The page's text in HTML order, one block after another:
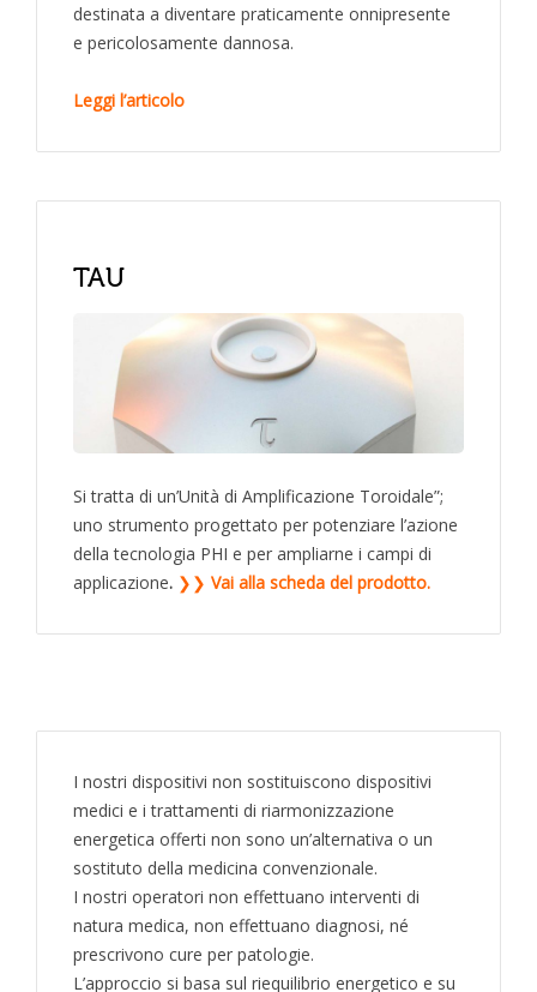
destinata a diventare praticamente onnipresente
e pericolosamente dannosa.
Leggi l’articolo
TAU
Si tratta di un’Unità di Amplificazione Toroidale”;
uno strumento progettato per potenziare l’azione
della tecnologia PHI e per ampliarne i campi di
applicazione. ❯❯ Vai alla scheda del prodotto.
I nostri dispositivi non sostituiscono dispositivi
medici e i trattamenti di riarmonizzazione
energetica offerti non sono un’alternativa o un
sostituto della medicina convenzionale.
I nostri operatori non effettuano interventi di
natura medica, non effettuano diagnosi, né
prescrivono cure per patologie.
L’approccio si basa sul riequilibrio energetico e su